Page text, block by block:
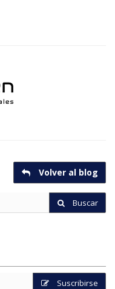
Volver al blog
Buscar
Suscribirse